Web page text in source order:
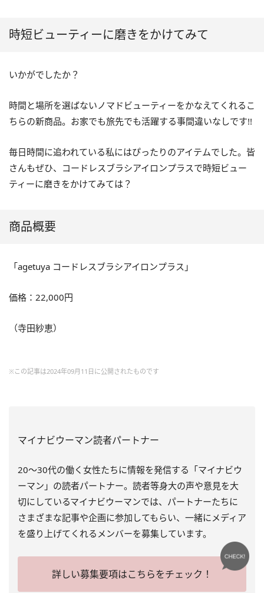
時短ビューティーに磨きをかけてみて
いかがでしたか？
時間と場所を選ばないノマドビューティーをかなえてくれるこ
ちらの新商品。お家でも旅先でも活躍する事間違いなしです!!
毎日時間に追われている私にはぴったりのアイテムでした。皆
さんもぜひ、コードレスブラシアイロンプラスで時短ビュー
ティーに磨きをかけてみては？
商品概要
「agetuya コードレスブラシアイロンプラス」
価格：22,000円
（寺田紗恵）
※この記事は2024年09月11日に公開されたものです
マイナビウーマン読者パートナー
20～30代の働く女性たちに情報を発信する「マイナビウ
ーマン」の読者パートナー。読者等身大の声や意見を大
切にしているマイナビウーマンでは、パートナーたちに
さまざまな記事や企画に参加してもらい、一緒にメディア
を盛り上げてくれるメンバーを募集しています。
詳しい募集要項はこちらをチェック！